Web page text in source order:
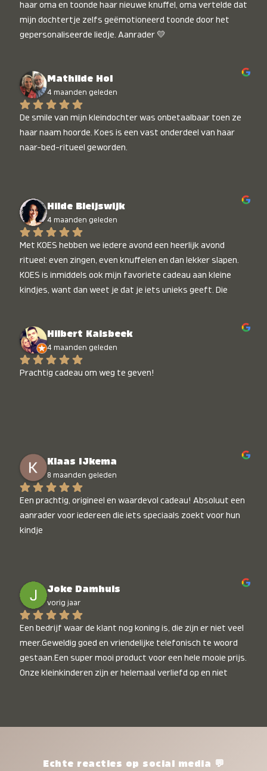
haar oma en toonde haar nieuwe knuffel, oma vertelde dat
mijn dochtertje zelfs geëmotioneerd toonde door het
gepersonaliseerde liedje. Aanrader 💛
Mathilde Hol
4 maanden geleden
De smile van mijn kleindochter was onbetaalbaar toen ze
haar naam hoorde. Koes is een vast onderdeel van haar
naar-bed-ritueel geworden.
Hilde Bleijswijk
4 maanden geleden
Met KOES hebben we iedere avond een heerlijk avond
ritueel: even zingen, even knuffelen en dan lekker slapen.
KOES is inmiddels ook mijn favoriete cadeau aan kleine
kindjes, want dan weet je dat je iets unieks geeft. Die
Hilbert Kalsbeek
4 maanden geleden
Prachtig cadeau om weg te geven!
Klaas IJkema
8 maanden geleden
Een prachtig, origineel en waardevol cadeau! Absoluut een
aanrader voor iedereen die iets speciaals zoekt voor hun
kindje
Joke Damhuis
vorig jaar
Een bedrijf waar de klant nog koning is, die zijn er niet veel
meer.Geweldig goed en vriendelijke telefonisch te woord
gestaan.Een super mooi product voor een hele mooie prijs.
Onze kleinkinderen zijn er helemaal verliefd op en niet
het waard.Echte reacties op social media 💬